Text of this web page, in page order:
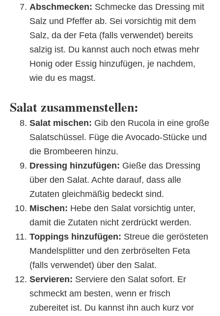
Abschmecken: Schmecke das Dressing mit
Salz und Pfeffer ab. Sei vorsichtig mit dem
Salz, da der Feta (falls verwendet) bereits
salzig ist. Du kannst auch noch etwas mehr
Honig oder Essig hinzufügen, je nachdem,
wie du es magst.
Salat zusammenstellen:
Salat mischen: Gib den Rucola in eine große
Salatschüssel. Füge die Avocado-Stücke und
die Brombeeren hinzu.
Dressing hinzufügen: Gieße das Dressing
über den Salat. Achte darauf, dass alle
Zutaten gleichmäßig bedeckt sind.
Mischen: Hebe den Salat vorsichtig unter,
damit die Zutaten nicht zerdrückt werden.
Toppings hinzufügen: Streue die gerösteten
Mandelsplitter und den zerbröselten Feta
(falls verwendet) über den Salat.
Servieren: Serviere den Salat sofort. Er
schmeckt am besten, wenn er frisch
zubereitet ist. Du kannst ihn auch kurz vor